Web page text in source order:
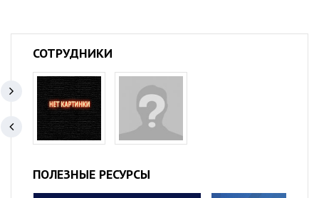
СОТРУДНИКИ
ПОЛЕЗНЫЕ РЕСУРСЫ